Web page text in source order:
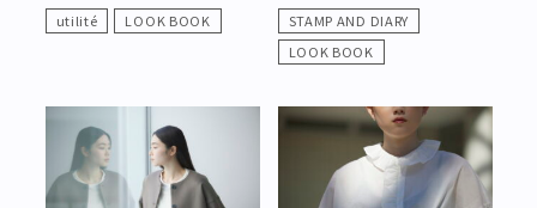
Instagram
utilité LOOK BOOK
STAMP AND DIARY
LOOK BOOK